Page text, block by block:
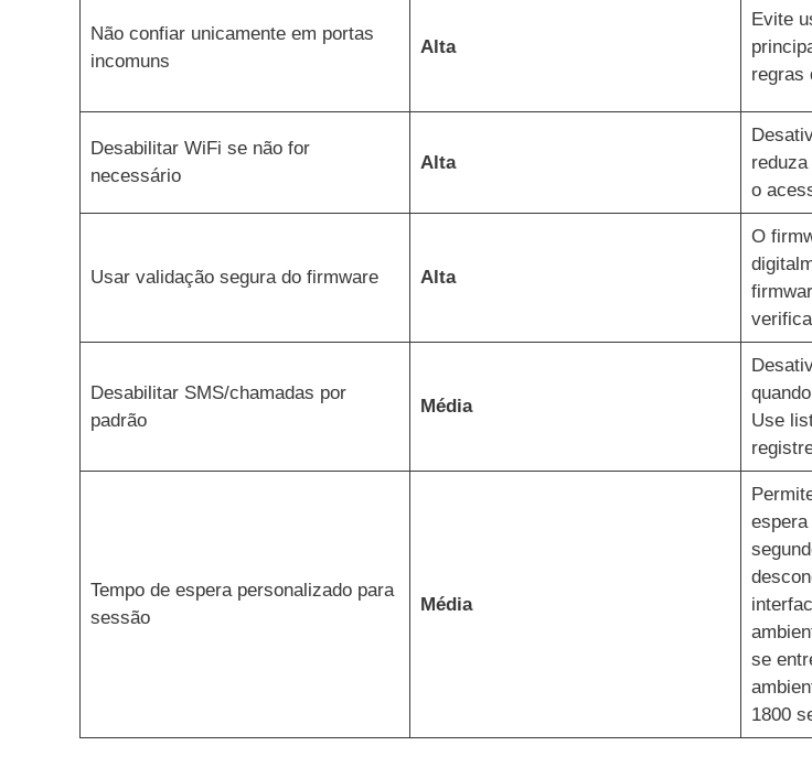
Não confiar unicamente em portas
incomuns
Alta
Evite
regras
Desabilitar WiFi se não for
necessário
Alta
o
Usar validação segura do firmware Alta
O
Desabilitar SMS/chamadas por
padrão
Média
Use
Tempo de espera personalizado para
sessão
Média
se
1800